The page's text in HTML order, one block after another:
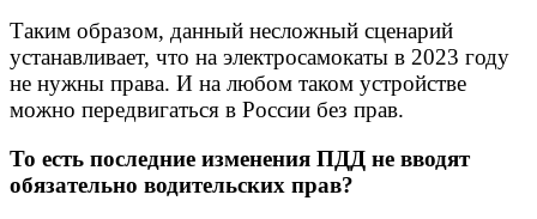
Таким образом, данный несложный сценарий
устанавливает, что на электросамокаты в 2023 году
не нужны права. И на любом таком устройстве
можно передвигаться в России без прав.
То есть последние изменения ПДД не вводят
обязательно водительских прав?